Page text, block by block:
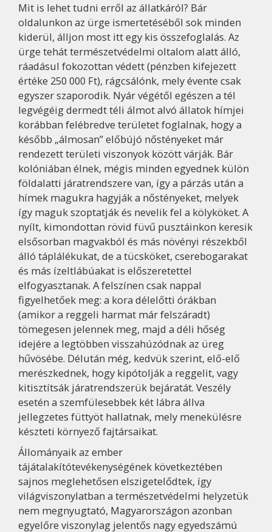
Mit is lehet tudni erről az állatkáról? Bár
oldalunkon az ürge ismertetéséből sok minden
kiderül, álljon most itt egy kis összefoglalás. Az
ürge tehát természetvédelmi oltalom alatt álló,
ráadásul fokozottan védett (pénzben kifejezett
értéke 250 000 Ft), rágcsálónk, mely évente csak
egyszer szaporodik. Nyár végétől egészen a tél
legvégéig dermedt téli álmot alvó állatok hímjei
korábban felébredve területet foglalnak, hogy a
később „álmosan” előbújó nőstényeket már
rendezett területi viszonyok között várják. Bár
kolóniában élnek, mégis minden egyednek külön
földalatti járatrendszere van, így a párzás után a
hímek magukra hagyják a nőstényeket, melyek
így maguk szoptatják és nevelik fel a kölyköket. A
nyílt, kimondottan rövid füvű pusztáinkon keresik
elsősorban magvakból és más növényi részekből
álló táplálékukat, de a tücsköket, cserebogarakat
és más ízeltlábúakat is előszeretettel
elfogyasztanak. A felszínen csak nappal
figyelhetőek meg: a kora délelőtti órákban
(amikor a reggeli harmat már felszáradt)
tömegesen jelennek meg, majd a déli hőség
idejére a legtöbben visszahúzódnak az üreg
hűvösébe. Délután még, kedvük szerint, elő-elő
merészkednek, hogy kipótolják a reggelit, vagy
kitisztítsák járatrendszerük bejáratát. Veszély
esetén a szemfülesebbek két lábra állva
jellegzetes füttyöt hallatnak, mely menekülésre
készteti környező fajtársaikat.
Állományaik az ember
tájátalakítótevékenységének következtében
sajnos meglehetősen elszigetelődtek, így
világviszonylatban a természetvédelmi helyzetük
nem megnyugtató, Magyarországon azonban
egyelőre viszonylag jelentős nagy egyedszámú